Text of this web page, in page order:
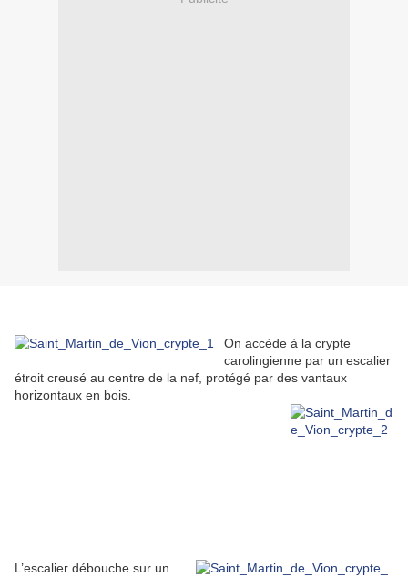
On accède à la crypte
carolingienne par un escalier
étroit creusé au centre de la nef, protégé par des vantaux
horizontaux en bois.
L’escalier débouche sur un